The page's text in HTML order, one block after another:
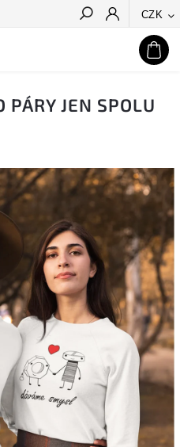
CZK
Hledat
JEN SPOLU